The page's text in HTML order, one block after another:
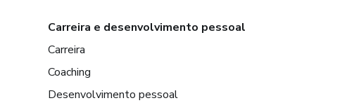
Carreira e desenvolvimento pessoal
Carreira
Coaching
Desenvolvimento pessoal